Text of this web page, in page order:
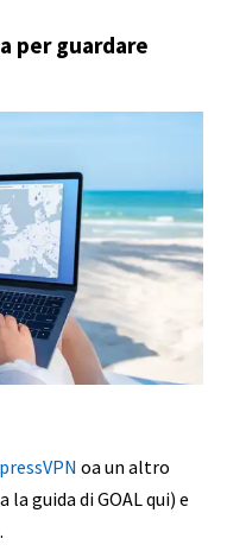
per guardare
oa un altro
guida di GOAL qui) e